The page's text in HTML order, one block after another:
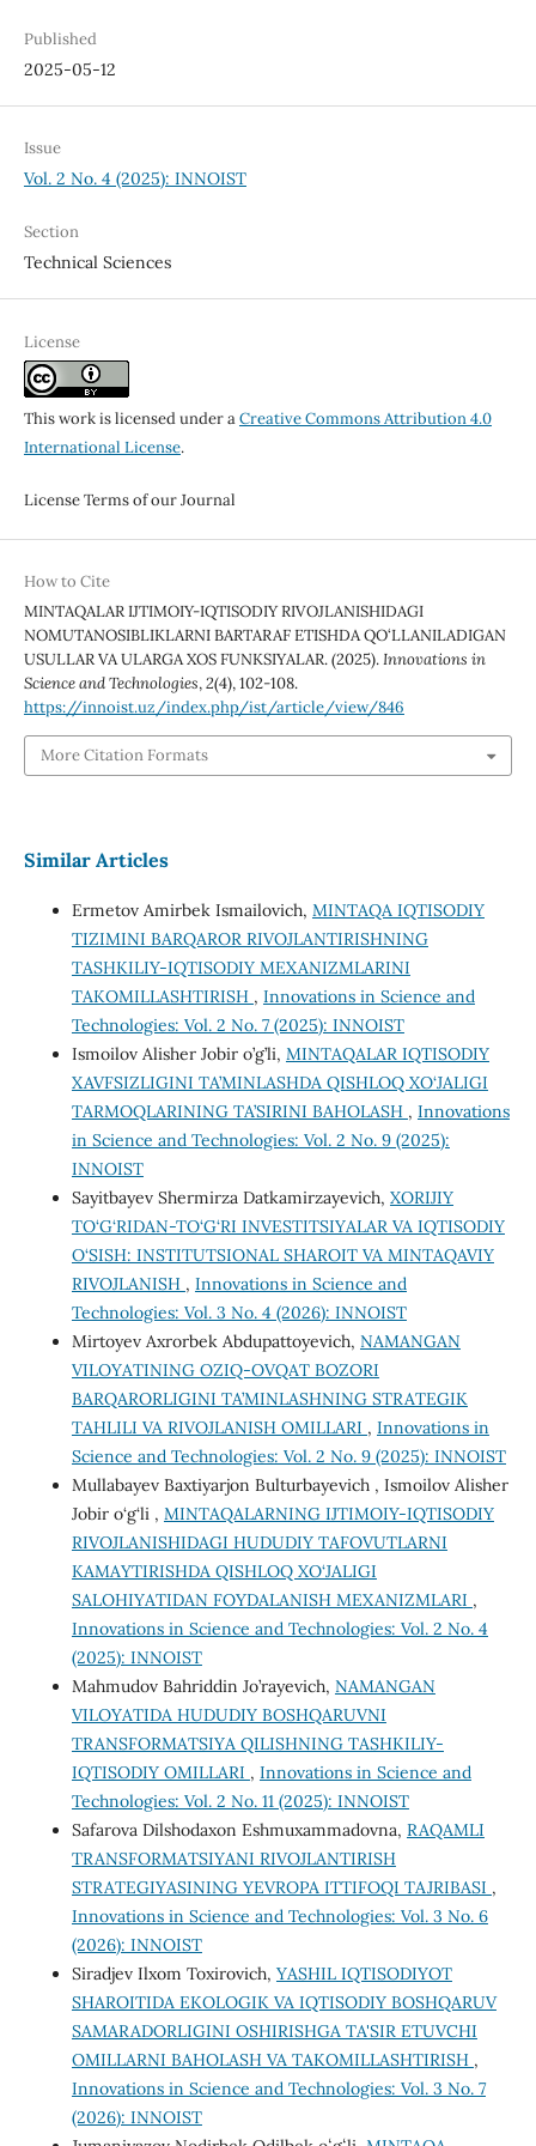
Published
2025-05-12
Issue
Vol. 2 No. 4 (2025): INNOIST
Section
Technical Sciences
License
This work is licensed under aCreative Commons Attribution 4.0
International License.
License Terms of our Journal
How to Cite
MINTAQALAR IJTIMOIY-IQTISODIY RIVOJLANISHIDAGI
NOMUTANOSIBLIKLARNI BARTARAF ETISHDA QO‘LLANILADIGAN
USULLAR VA ULARGA XOS FUNKSIYALAR. (2025).Innovations in
Science and Technologies,2(4), 102-108.
https://innoist.uz/index.php/ist/article/view/846
More Citation Formats
Similar Articles
Ermetov Amirbek Ismailovich, MINTAQA IQTISODIY
TIZIMINI BARQAROR RIVOJLANTIRISHNING
TASHKILIY-IQTISODIY MEXANIZMLARINI
TAKOMILLASHTIRISH , Innovations in Science and
Technologies: Vol. 2 No. 7 (2025): INNOIST
Ismoilov Alisher Jobir o’g’li, MINTAQALAR IQTISODIY
XAVFSIZLIGINI TA’MINLASHDA QISHLOQ XO‘JALIGI
TARMOQLARINING TA’SIRINI BAHOLASH , Innovations
in Science and Technologies: Vol. 2 No. 9 (2025):
INNOIST
Sayitbayev Shermirza Datkamirzayevich, XORIJIY
TO‘G‘RIDAN-TO‘G‘RI INVESTITSIYALAR VA IQTISODIY
O‘SISH: INSTITUTSIONAL SHAROIT VA MINTAQAVIY
RIVOJLANISH , Innovations in Science and
Technologies: Vol. 3 No. 4 (2026): INNOIST
Mirtoyev Axrorbek Abdupattoyevich, NAMANGAN
VILOYATINING OZIQ-OVQAT BOZORI
BARQARORLIGINI TA’MINLASHNING STRATEGIK
TAHLILI VA RIVOJLANISH OMILLARI , Innovations in
Science and Technologies: Vol. 2 No. 9 (2025): INNOIST
Mullabayev Baxtiyarjon Bulturbayevich , Ismoilov Alisher
Jobir o‘g‘li , MINTAQALARNING IJTIMOIY-IQTISODIY
RIVOJLANISHIDAGI HUDUDIY TAFOVUTLARNI
KAMAYTIRISHDA QISHLOQ XO‘JALIGI
SALOHIYATIDAN FOYDALANISH MEXANIZMLARI ,
Innovations in Science and Technologies: Vol. 2 No. 4
(2025): INNOIST
Mahmudov Bahriddin Jo’rayevich, NAMANGAN
VILOYATIDA HUDUDIY BOSHQARUVNI
TRANSFORMATSIYA QILISHNING TASHKILIY-
IQTISODIY OMILLARI , Innovations in Science and
Technologies: Vol. 2 No. 11 (2025): INNOIST
Safarova Dilshodaxon Eshmuxammadovna, RAQAMLI
TRANSFORMATSIYANI RIVOJLANTIRISH
STRATEGIYASINING YEVROPA ITTIFOQI TAJRIBASI ,
Innovations in Science and Technologies: Vol. 3 No. 6
(2026): INNOIST
Siradjev Ilxom Toxirovich, YASHIL IQTISODIYOT
SHAROITIDA EKOLOGIK VA IQTISODIY BOSHQARUV
SAMARADORLIGINI OSHIRISHGA TA'SIR ETUVCHI
OMILLARNI BAHOLASH VA TAKOMILLASHTIRISH ,
Innovations in Science and Technologies: Vol. 3 No. 7
(2026): INNOIST